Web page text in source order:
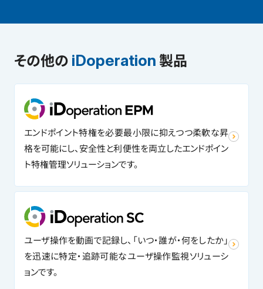
その他の iDoperation 製品
エンドポイント特権を必要最小限に抑えつつ柔軟な昇
格を可能にし、安全性と利便性を両立したエンドポイン
ト特権管理ソリューションです。
ユーザ操作を動画で記録し、「いつ・誰が・何をしたか」
を迅速に特定・追跡可能なユーザ操作監視ソリューシ
ョンです。